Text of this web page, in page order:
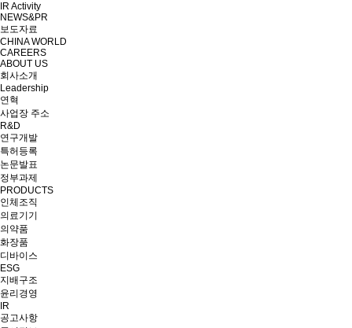
IR Activity
NEWS&PR
보도자료
CHINA WORLD
CAREERS
ABOUT US
회사소개
Leadership
연혁
사업장 주소
R&D
연구개발
특허등록
논문발표
정부과제
PRODUCTS
인체조직
의료기기
의약품
화장품
디바이스
ESG
지배구조
윤리경영
IR
공고사항